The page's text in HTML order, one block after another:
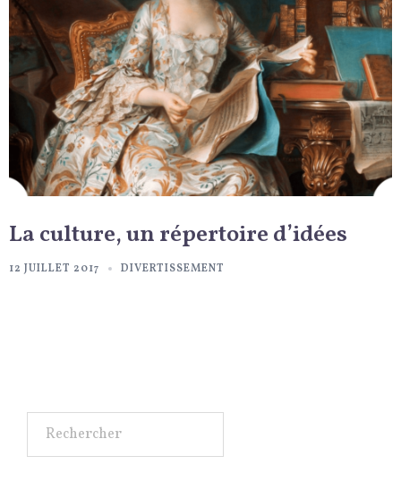
La culture, un répertoire d’idées
12 JUILLET 2017 DIVERTISSEMENT
Rechercher